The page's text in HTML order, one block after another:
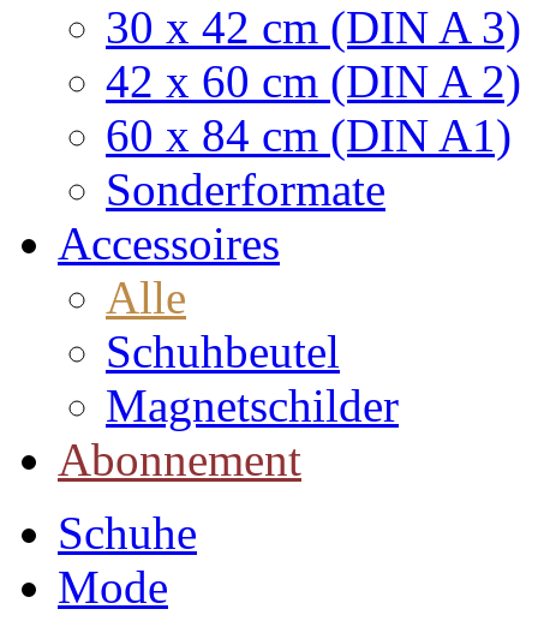
30 x 42 cm (DIN A 3)
42 x 60 cm (DIN A 2)
60 x 84 cm (DIN A1)
Sonderformate
Accessoires
Alle
Schuhbeutel
Magnetschilder
Abonnement
Schuhe
Mode